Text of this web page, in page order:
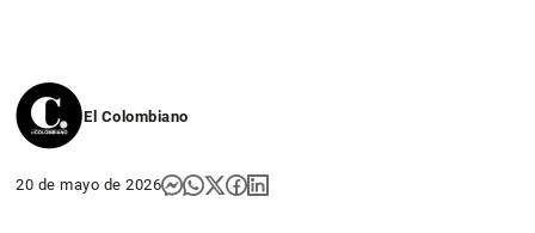
El Colombiano
20 de mayo de 2026